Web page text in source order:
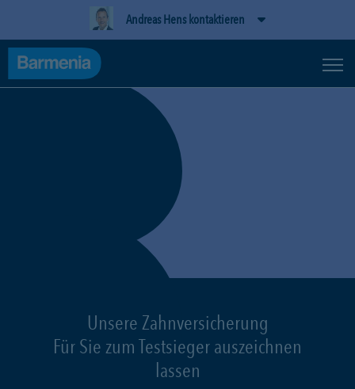
Andreas Hens kontaktieren
Unsere Zahnversicherung
Für Sie zum Testsieger auszeichnen
lassen